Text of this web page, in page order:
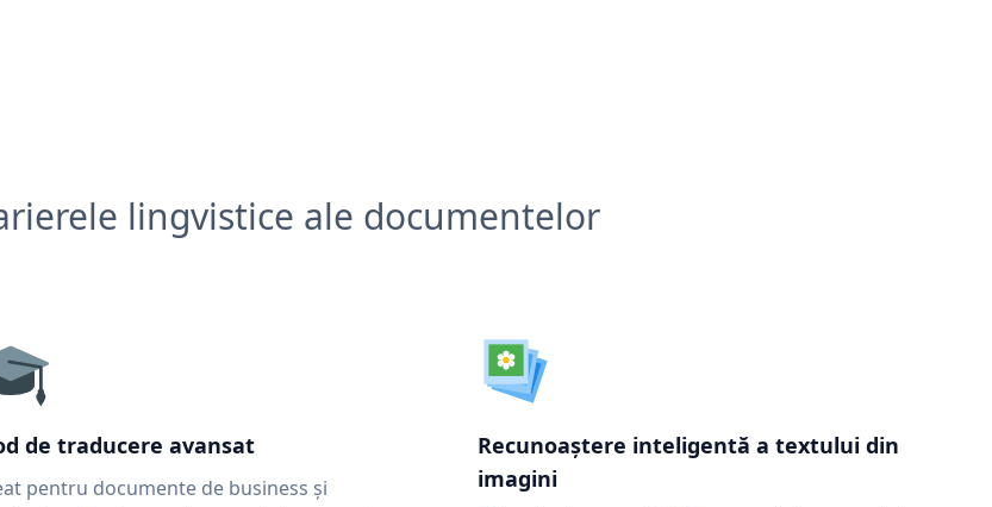
lingvistice ale documentelor
de traducere avansat
pentru documente de business și
Recunoaștere inteligentă a textului din
imagini